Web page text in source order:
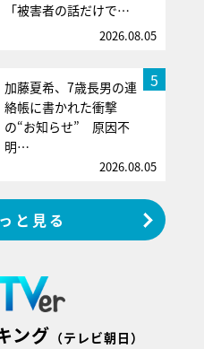
「被害者の話だけで…
2026.08.05
5
加藤夏希、7歳長男の連
絡帳に書かれた衝撃
の“お知らせ” 原因不
明…
2026.08.05
と見る
ング （テレビ朝日）